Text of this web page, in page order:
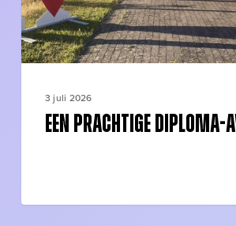
3 juli 2026
Een prachtige diploma-